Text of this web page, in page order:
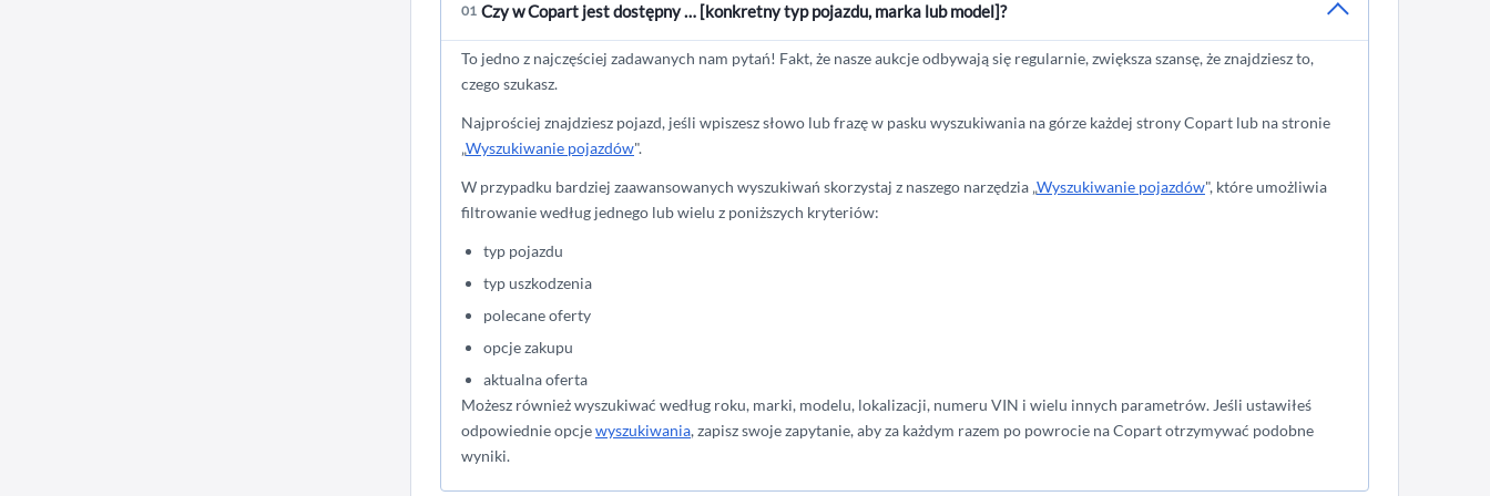
01 Czy w Copart jest dostępny … [konkretny typ pojazdu, marka lub model]?
To jedno z najczęściej zadawanych nam pytań! Fakt, że nasze aukcje odbywają się regularnie, zwiększa szansę, że znajdziesz to,
czego szukasz.
Najprościej znajdziesz pojazd, jeśli wpiszesz słowo lub frazę w pasku wyszukiwania na górze każdej strony Copart lub na stronie
„Wyszukiwanie pojazdów".
W przypadku bardziej zaawansowanych wyszukiwań skorzystaj z naszego narzędzia „Wyszukiwanie pojazdów", które umożliwia
filtrowanie według jednego lub wielu z poniższych kryteriów:
typ pojazdu
typ uszkodzenia
polecane oferty
opcje zakupu
aktualna oferta
Możesz również wyszukiwać według roku, marki, modelu, lokalizacji, numeru VIN i wielu innych parametrów. Jeśli ustawiłeś
odpowiednie opcjewyszukiwania, zapisz swoje zapytanie, aby za każdym razem po powrocie na Copart otrzymywać podobne
wyniki.